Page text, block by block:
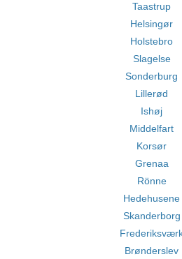
Taastrup
Helsingør
Holstebro
Slagelse
Sonderburg
Lillerød
Ishøj
Middelfart
Korsør
Grenaa
Rönne
Hedehusene
Skanderborg
Brønderslev